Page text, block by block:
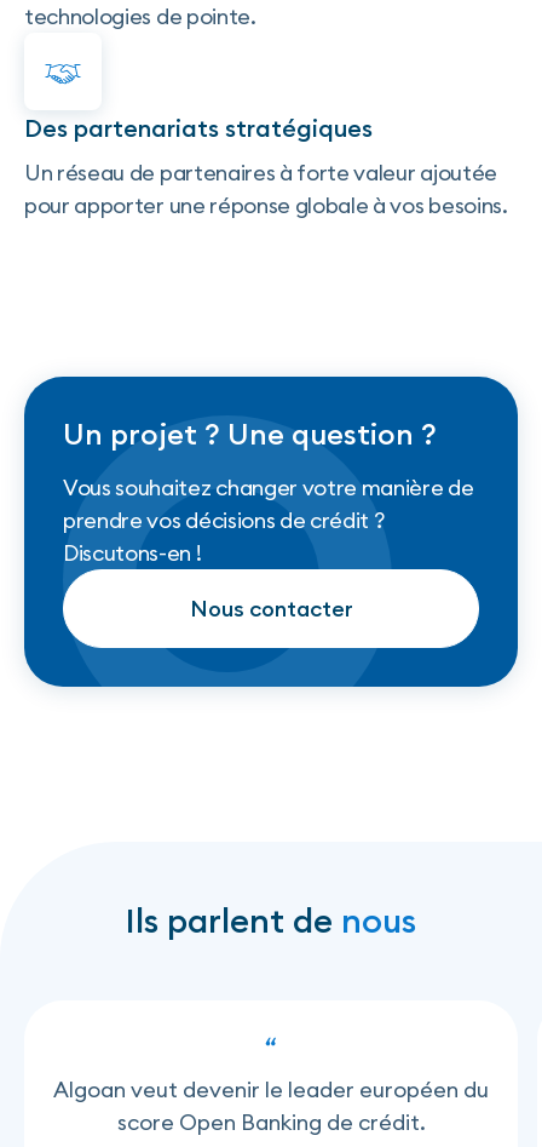
technologies de pointe.
Des partenariats stratégiques
Un réseau de partenaires à forte valeur ajoutée
pour apporter une réponse globale à vos besoins.
Un projet ? Une question ?
Vous souhaitez changer votre manière de
prendre vos décisions de crédit ?
Discutons-en !
Nous contacter
Nous contacter
Ils parlent de nous
Algoan veut devenir le leader européen du
score Open Banking de crédit.